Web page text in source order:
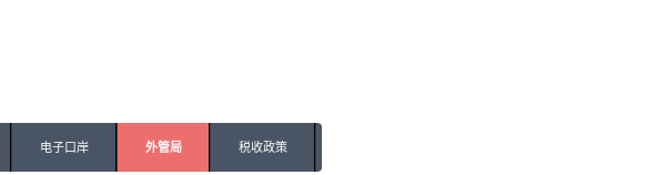
电子口岸 外管局 税收政策